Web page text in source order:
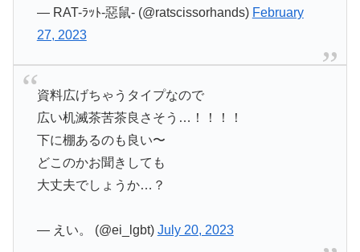
— RAT-ﾗｯﾄ-惡鼠- (@ratscissorhands) February
27, 2023
資料広げちゃうタイプなので
広い机滅茶苦茶良さそう…！！！！
下に棚あるのも良い〜
どこのかお聞きしても
大丈夫でしょうか…？
— えい。 (@ei_lgbt) July 20, 2023